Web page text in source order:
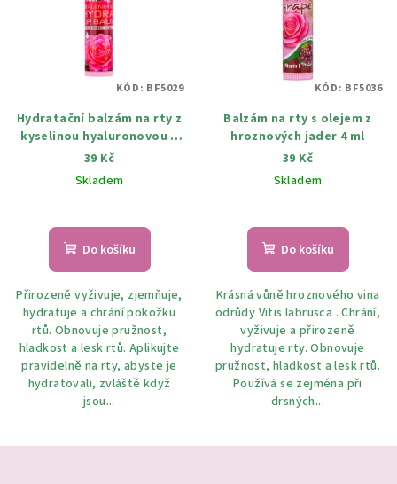
Hydratační balzám na rty z
kyselinou hyaluronovou a
bulharskou růží 4 ml
39 Kč
Skladem
hodnocení
produktu
z
5
hvězdiček.
Do košíku
Přirozeně vyživuje, zjemňuje,
hydratuje a chrání pokožku
rtů. Obnovuje pružnost,
hladkost a lesk rtů. Aplikujte
pravidelně na rty, abyste je
hydratovali, zvláště když
jsou...
KÓD: BF5029
Balzám na rty s olejem z
hroznových jader 4 ml
39 Kč
Skladem
Do košíku
Krásná vůně hroznového vina
odrůdy Vitis labrusca . Chrání,
vyživuje a přirozeně
hydratuje rty. Obnovuje
pružnost, hladkost a lesk rtů.
Používá se zejména při
drsných...
KÓD: BF5036